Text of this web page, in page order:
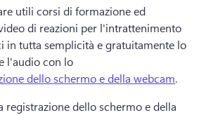
utili corsi di formazione ed
di reazioni per l'intrattenimento
in tutta semplicità e gratuitamente lo
l'audio con lo
dello schermo e della webcam.
registrazione dello schermo e della